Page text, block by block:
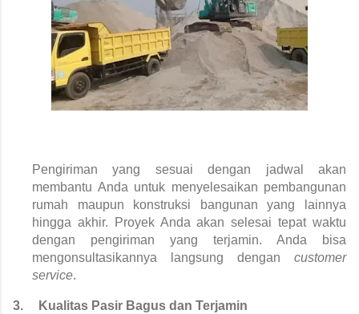
Pengiriman yang sesuai dengan jadwal akan
membantu Anda untuk menyelesaikan pembangunan
rumah maupun konstruksi bangunan yang lainnya
hingga akhir. Proyek Anda akan selesai tepat waktu
dengan pengiriman yang terjamin. Anda bisa
mengonsultasikannya langsung dengan customer
service.
3. Kualitas Pasir Bagus dan Terjamin